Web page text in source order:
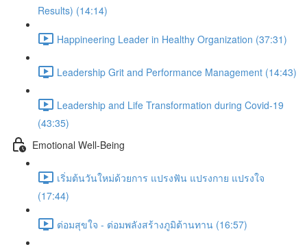
Results) (14:14)
Happineering Leader in Healthy Organization (37:31)
Leadership Grit and Performance Management (14:43)
Leadership and Life Transformation during Covid-19
(43:35)
Emotional Well-Being
เริ่มต้นวันใหม่ด้วยการ แปรงฟัน แปรงกาย แปรงใจ
(17:44)
ต่อมสุขใจ - ต่อมพลังสร้างภูมิต้านทาน (16:57)